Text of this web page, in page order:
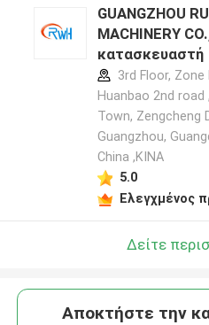
GUANGZHOU
MACHINERY CO., LTD προφίλ
κατασκευαστή
3rd Floor, Zone
Huanbao 2nd road
Town, Zengcheng
Guangzhou,
China ,ΚΙΝΑ
5.0
Ελεγχμένος
Δείτε
Αποκτήστε την